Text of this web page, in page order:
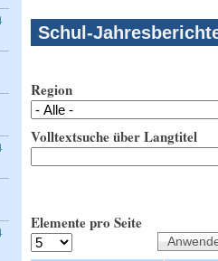
Schul-
Region
Volltextsuche über Langtitel
Elemente pro Seite